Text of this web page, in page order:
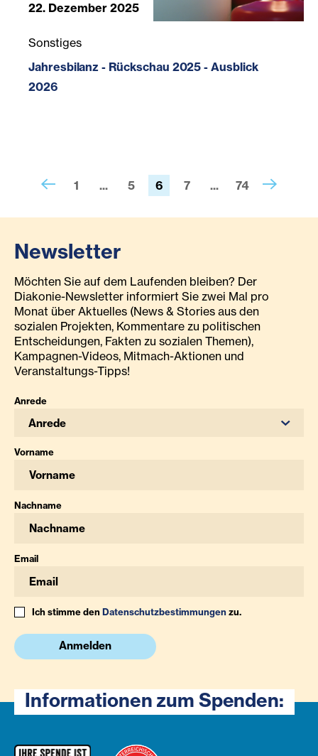
22. Dezember 2025
Sonstiges
Jahresbilanz - Rückschau 2025 - Ausblick
2026
1 ... 5 6 7 ... 74
Newsletter
Möchten Sie auf dem Laufenden bleiben? Der
Diakonie-Newsletter informiert Sie zwei Mal pro
Monat über Aktuelles (News & Stories aus den
sozialen Projekten, Kommentare zu politischen
Entscheidungen, Fakten zu sozialen Themen),
Kampagnen-Videos, Mitmach-Aktionen und
Veranstaltungs-Tipps!
Anrede
Anrede
Vorname
Nachname
Email
Ich stimme denDatenschutzbestimmungenzu.
Anmelden
Informationen zum Spenden: